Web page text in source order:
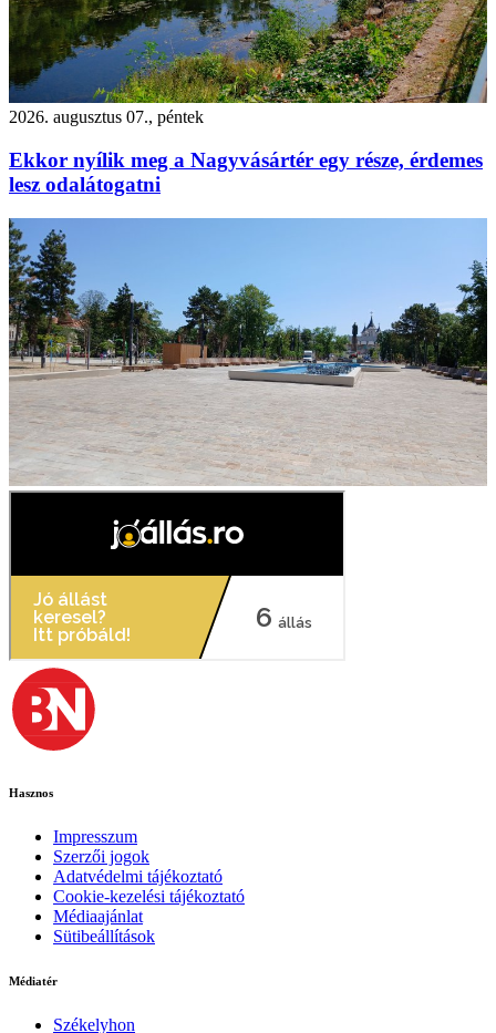
2026. augusztus 07., péntek
Ekkor nyílik meg a Nagyvásártér egy része, érdemes
lesz odalátogatni
Hasznos
Impresszum
Szerzői jogok
Adatvédelmi tájékoztató
Cookie-kezelési tájékoztató
Médiaajánlat
Sütibeállítások
Médiatér
Székelyhon